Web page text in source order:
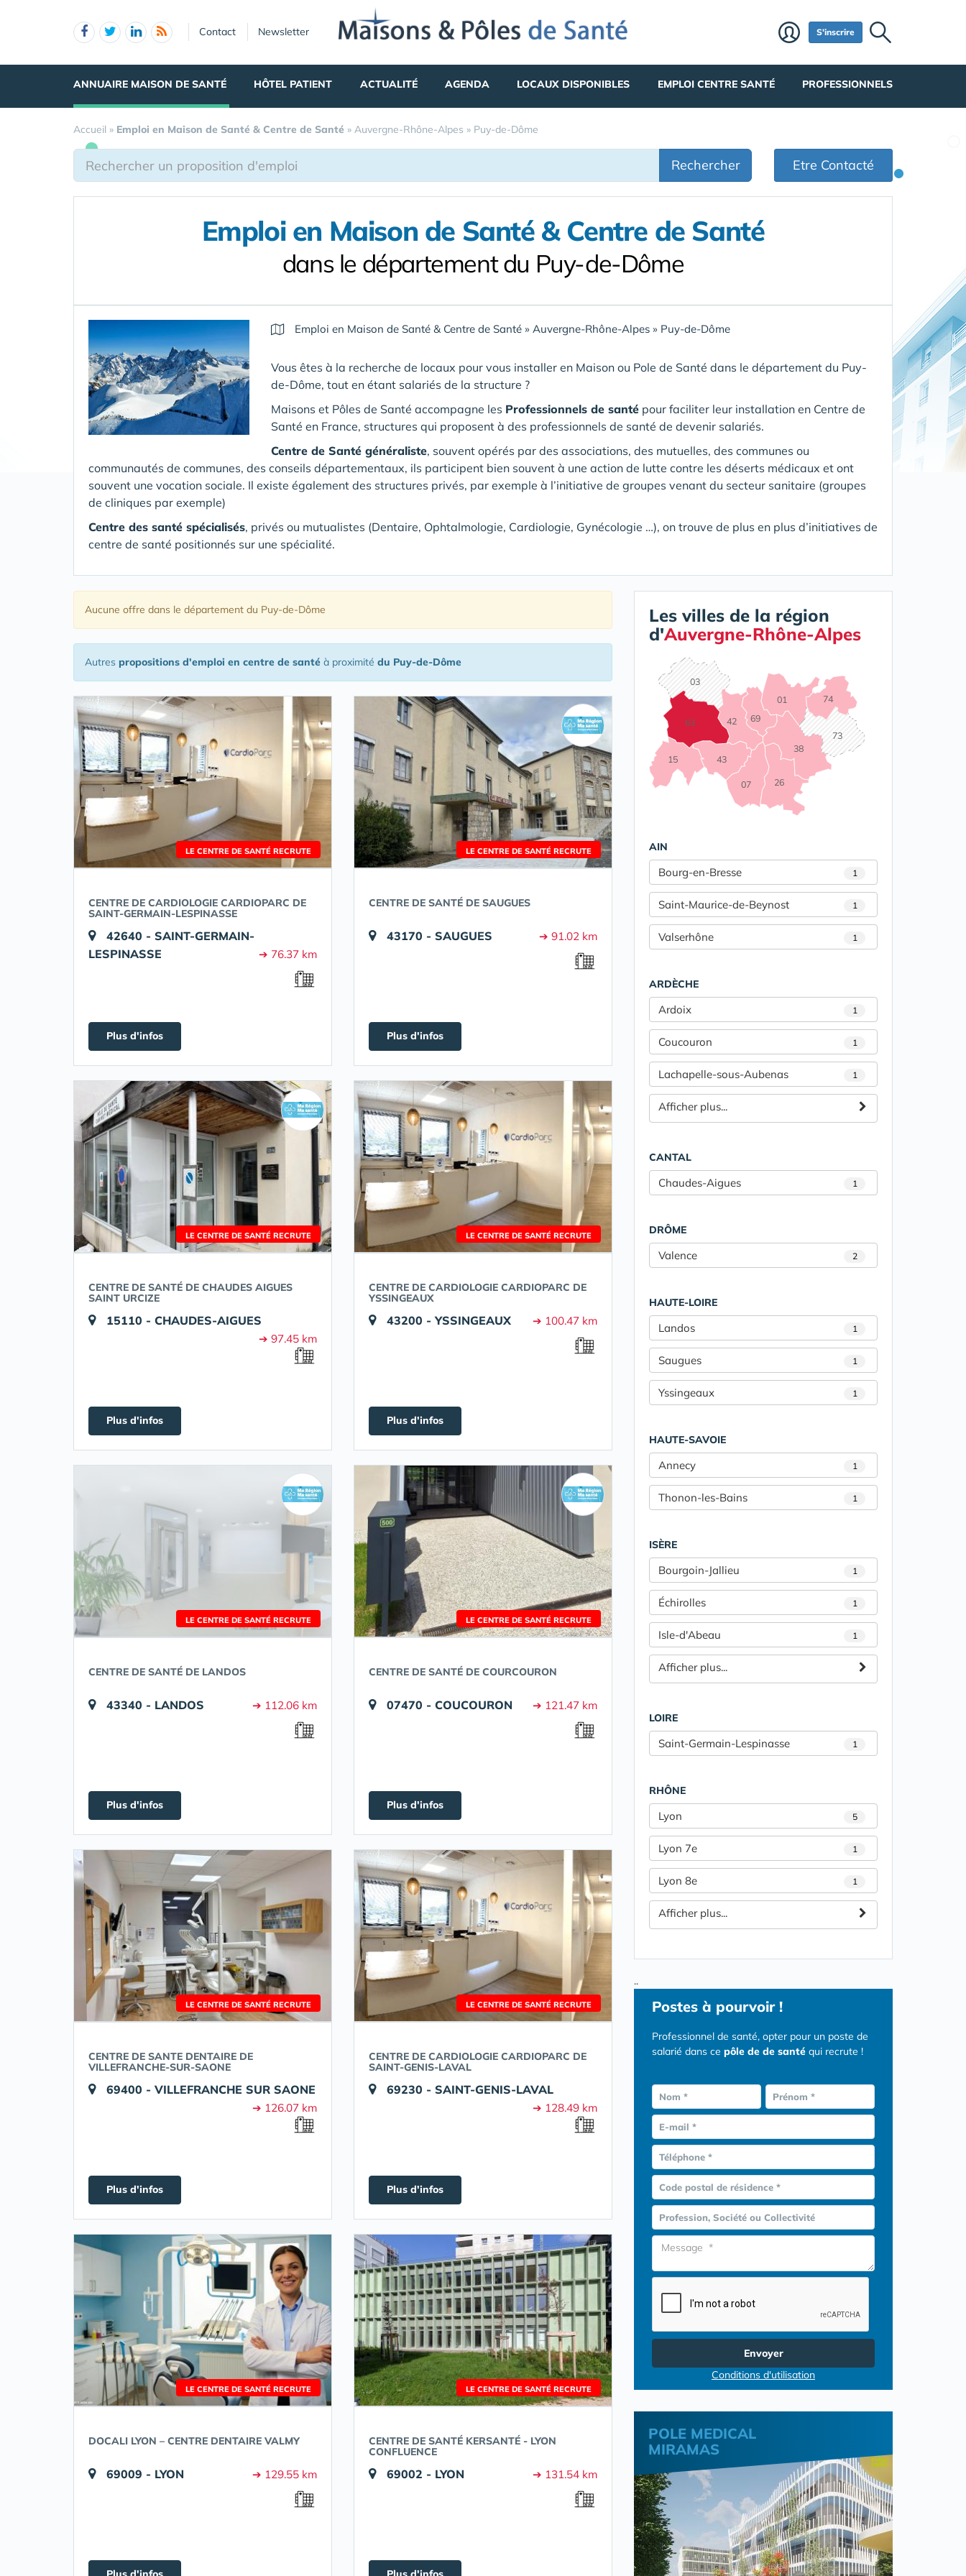
Contact Newsletter S'inscrire
ANNUAIRE MAISON DE SANTÉ HÔTEL PATIENT ACTUALITÉ AGENDA LOCAUX DISPONIBLES EMPLOI CENTRE SANTÉ PROFESSIONNELS
Accueil » Emploi en Maison de Santé & Centre de Santé » Auvergne-Rhône-Alpes » Puy-de-Dôme
Rechercher Etre Contacté
Emploi en Maison de Santé & Centre de Santé
dans le département du Puy-de-Dôme
Emploi en Maison de Santé & Centre de Santé » Auvergne-Rhône-Alpes » Puy-de-Dôme
Vous êtes à la recherche de locaux pour vous installer en Maison ou Pole de Santé dans le département du Puy-
de-Dôme, tout en étant salariés de la structure ?
Maisons et Pôles de Santé accompagne les Professionnels de santé pour faciliter leur installation en Centre de
Santé en France, structures qui proposent à des professionnels de santé de devenir salariés.
Centre de Santé généraliste, souvent opérés par des associations, des mutuelles, des communes ou
communautés de communes, des conseils départementaux, ils participent bien souvent à une action de lutte contre les déserts médicaux et ont
souvent une vocation sociale. Il existe également des structures privés, par exemple à l’initiative de groupes venant du secteur sanitaire (groupes
de cliniques par exemple)
Centre des santé spécialisés, privés ou mutualistes (Dentaire, Ophtalmologie, Cardiologie, Gynécologie …), on trouve de plus en plus d’initiatives de
centre de santé positionnés sur une spécialité.
Aucune offre dans le département du Puy-de-Dôme
Autres propositions d'emploi en centre de santé à proximité du Puy-de-Dôme
LE CENTRE DE SANTÉ RECRUTE
CENTRE DE CARDIOLOGIE CARDIOPARC DE
SAINT-GERMAIN-LESPINASSE
42640 - SAINT-GERMAIN-
LESPINASSE
➔ 76.37 km
Plus d'infos
LE CENTRE DE SANTÉ RECRUTE
CENTRE DE SANTÉ DE SAUGUES
43170 - SAUGUES ➔ 91.02 km
Plus d'infos
LE CENTRE DE SANTÉ RECRUTE
CENTRE DE SANTÉ DE CHAUDES AIGUES
SAINT URCIZE
15110 - CHAUDES-AIGUES
➔ 97.45 km
Plus d'infos
LE CENTRE DE SANTÉ RECRUTE
CENTRE DE CARDIOLOGIE CARDIOPARC DE
YSSINGEAUX
43200 - YSSINGEAUX ➔ 100.47 km
Plus d'infos
LE CENTRE DE SANTÉ RECRUTE
CENTRE DE SANTÉ DE LANDOS
43340 - LANDOS ➔ 112.06 km
Plus d'infos
LE CENTRE DE SANTÉ RECRUTE
CENTRE DE SANTÉ DE COURCOURON
07470 - COUCOURON ➔ 121.47 km
Plus d'infos
LE CENTRE DE SANTÉ RECRUTE
CENTRE DE SANTE DENTAIRE DE
VILLEFRANCHE-SUR-SAONE
69400 - VILLEFRANCHE SUR SAONE
➔ 126.07 km
Plus d'infos
LE CENTRE DE SANTÉ RECRUTE
CENTRE DE CARDIOLOGIE CARDIOPARC DE
SAINT-GENIS-LAVAL
69230 - SAINT-GENIS-LAVAL
➔ 128.49 km
Plus d'infos
LE CENTRE DE SANTÉ RECRUTE
DOCALI LYON – CENTRE DENTAIRE VALMY
69009 - LYON ➔ 129.55 km
LE CENTRE DE SANTÉ RECRUTE
CENTRE DE SANTÉ KERSANTÉ - LYON
CONFLUENCE
69002 - LYON ➔ 131.54 km
Les villes de la région
d'Auvergne-Rhône-Alpes
01
03
07
15
26
38
42
43
63
69
73
74
AIN
Bourg-en-Bresse 1
Saint-Maurice-de-Beynost 1
Valserhône 1
ARDÈCHE
Ardoix 1
Coucouron 1
Lachapelle-sous-Aubenas 1
Afficher plus...
CANTAL
Chaudes-Aigues 1
DRÔME
Valence 2
HAUTE-LOIRE
Landos 1
Saugues 1
Yssingeaux 1
HAUTE-SAVOIE
Annecy 1
Thonon-les-Bains 1
ISÈRE
Bourgoin-Jallieu 1
Échirolles 1
Isle-d'Abeau 1
Afficher plus...
LOIRE
Saint-Germain-Lespinasse 1
RHÔNE
Lyon 5
Lyon 7e 1
Lyon 8e 1
Afficher plus...
..
Postes à pourvoir !
Professionnel de santé, opter pour un poste de
salarié dans ce pôle de de santé qui recrute !
Nom * Prénom *
E-mail *
Téléphone *
Code postal de résidence *
Profession, Société ou Collectivité
Envoyer
Conditions d'utilisation
POLE MEDICAL
MIRAMAS